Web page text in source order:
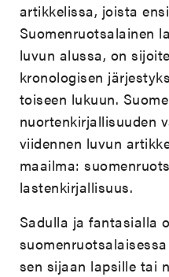
artikkelissa, joista
Suomenruotsalainen
luvun alussa, on
kronologisen
toiseen lukuun.
nuortenkirjallisuuden
viidennen luvun
maailma:
lastenkirjallisuus.
Sadulla ja fantasialla
sen sijaan lapsille tai